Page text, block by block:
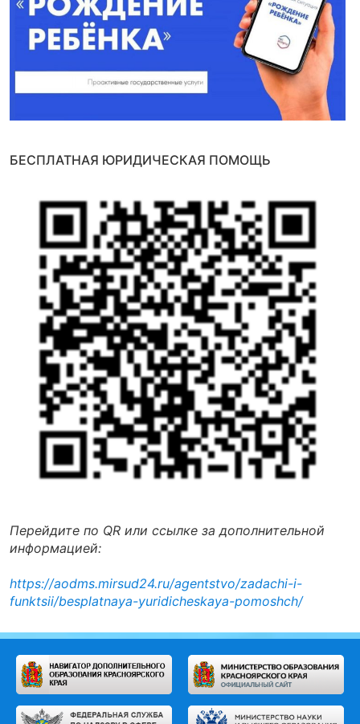
БЕСПЛАТНАЯ ЮРИДИЧЕСКАЯ ПОМОЩЬ
Перейдите по QR или ссылке за дополнительной
информацией:
https://aodms.mirsud24.ru/agentstvo/zadachi-i-
funktsii/besplatnaya-yuridicheskaya-pomoshch/